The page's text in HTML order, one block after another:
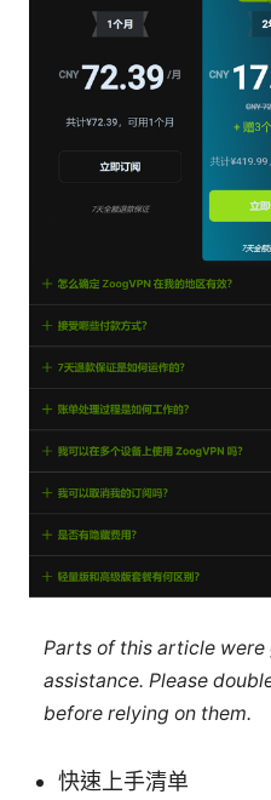
Parts of this article
assistance. Please
before relying on them.
快速上手清单